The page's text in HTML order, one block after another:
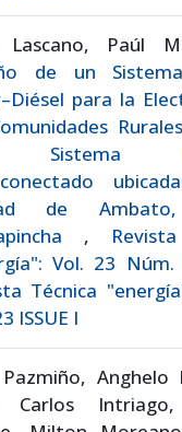
Lascano, Paúl
de un
para la
Sistema
de
,
Vol. 23 Núm.
Técnica
ISSUE I
Anghelo
Carlos